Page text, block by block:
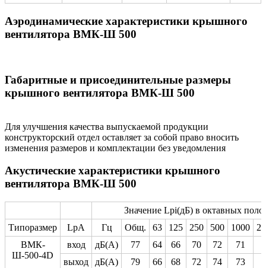
Аэродинамические характеристики крышного
вентилятора ВМК-Ш 500
Габаритные и присоединительные размеры
крышного вентилятора ВМК-Ш 500
Для улучшения качества выпускаемой продукции
конструкторский отдел оставляет за собой право вносить
изменения размеров и комплектации без уведомления
Акустические характеристики крышного
вентилятора ВМК-Ш 500
Значение Lpi(дБ) в октавных
Типоразмер
LpA Гц Общ. 63 125 250 500 1000
ВМК-
Ш-500-4D
вход дБ(А) 77 64 66 70 72 71
выход
дБ(А) 79 66 68 72 74 73